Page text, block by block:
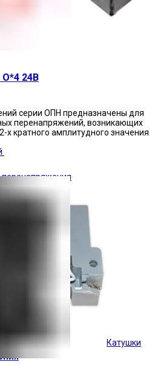
перенапряжения
Катушки
О*4 24В
серии ОПН предназначены для
перенапряжений, возникающих
х кратного амплитудного значения